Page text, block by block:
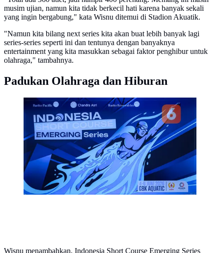
musim ujian, namun kita tidak berkecil hati karena banyak sekali
yang ingin bergabung," kata Wisnu ditemui di Stadion Akuatik.
"Namun kita bilang next series kita akan buat lebih banyak lagi
series-series seperti ini dan tentunya dengan banyaknya
entertainment yang kita masukkan sebagai faktor penghibur untuk
olahraga," tambahnya.
Padukan Olahraga dan Hiburan
Indonesia Short Course Emerging Series resmi
diperkenalkan sebagai kompetisi renang kolam pendek
tingkat nasional yang akan berlangsung di Stadion
Akuatik Gelora Bung Karno, Jakarta Pusat, pada 4-6
Juni 2026. (Bola.com/Bagaskara Lazuardi)
Wisnu menambahkan, Indonesia Short Course Emerging Series